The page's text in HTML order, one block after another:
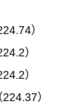
）
）
）
）